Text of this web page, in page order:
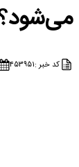
کد خبر :۴۵۳۹۵۱